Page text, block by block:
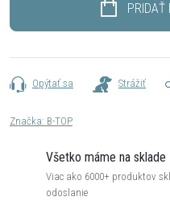
PRIDAŤ
Opýtať sa Strážiť
Značka: B-TOP
Všetko máme na sklade
Viac ako 6000+ produktov
odoslanie